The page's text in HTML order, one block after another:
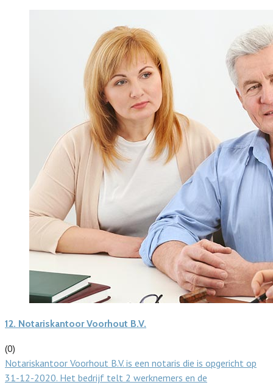
12. Notariskantoor Voorhout B.V.
(0)
Notariskantoor Voorhout B.V. is een notaris die is opgericht op
31-12-2020. Het bedrijf telt 2 werknemers en de